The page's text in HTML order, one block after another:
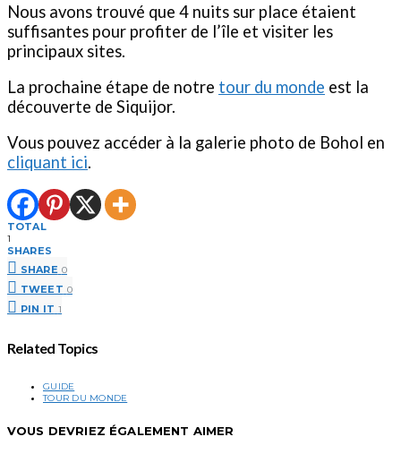
Nous avons trouvé que 4 nuits sur place étaient
suffisantes pour profiter de l’île et visiter les
principaux sites.
La prochaine étape de notre tour du monde est la
découverte de Siquijor.
Vous pouvez accéder à la galerie photo de Bohol en
cliquant ici.
TOTAL
1
SHARES
SHARE 0
TWEET 0
PIN IT 1
Related Topics
GUIDE
TOUR DU MONDE
VOUS DEVRIEZ ÉGALEMENT AIMER